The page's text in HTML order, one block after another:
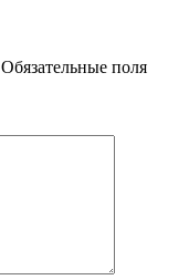
Обязательные поля